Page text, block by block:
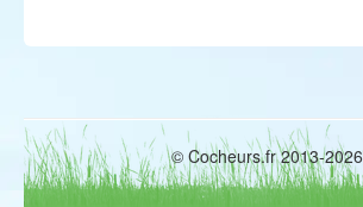
© Cocheurs.fr 2013-2026